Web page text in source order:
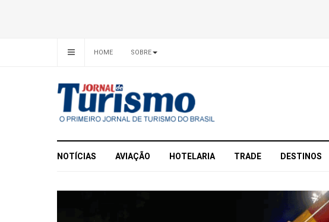
HOME SOBRE
NOTÍCIAS AVIAÇÃO HOTELARIA TRADE DESTINOS